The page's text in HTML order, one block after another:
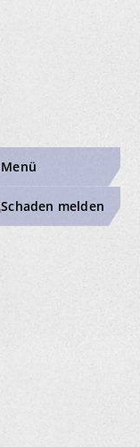
Menü
Schaden melden